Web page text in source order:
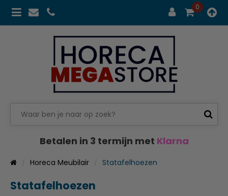
0
Betalen in 3 termijn met Klarna
Horeca Meubilair Statafelhoezen
Statafelhoezen